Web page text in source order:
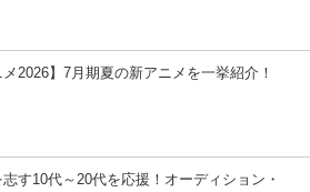
メ2026】7月期夏の新アニメを一挙紹介！
す10代～20代を応援！オーディション・